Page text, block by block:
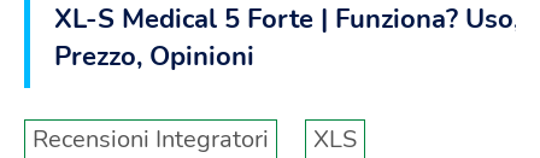
XL-S Medical 5 Forte | Funziona? Uso,
Prezzo, Opinioni
Recensioni Integratori XLS